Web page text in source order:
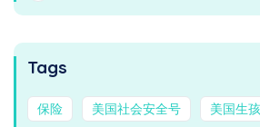
Tags
保险 美国社会安全号 美国生